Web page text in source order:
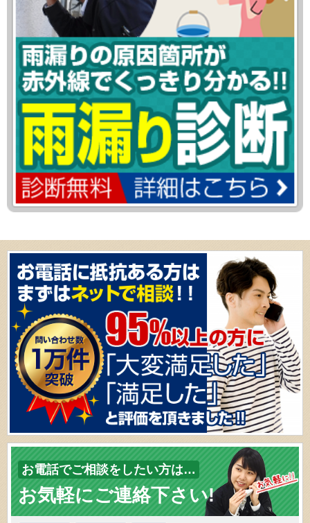
お電話でご相談をしたい方は…
お気軽にご連絡下さい!